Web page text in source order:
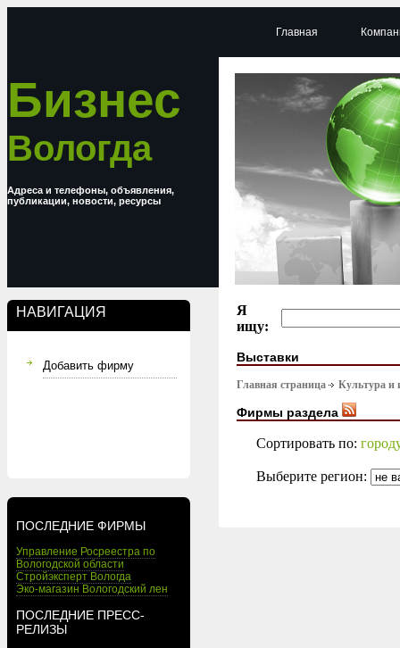
Бизнес
Вологда
Адреса и телефоны, объявления,
публикации, новости, ресурсы
НАВИГАЦИЯ
Добавить фирму
ПОСЛЕДНИЕ ФИРМЫ
Управление Росреестра по
Вологодской области
Стройэксперт Вологда
Эко-магазин Вологодский лен
ПОСЛЕДНИЕ ПРЕСС-
РЕЛИЗЫ
Главная
Я
ищу:
Выставки
Главная страница Культура и
Фирмы раздела
Сортировать по:
Выберите регион: